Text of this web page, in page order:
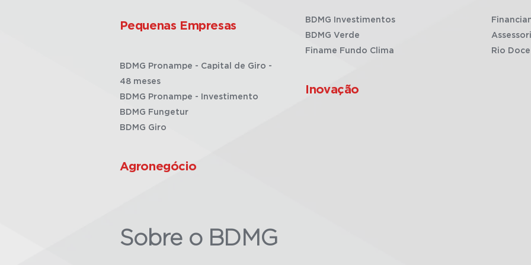
Pequenas Empresas
BDMG Pronampe - Capital de Giro -
48 meses
BDMG Pronampe - Investimento
BDMG Fungetur
BDMG Giro
Agronegócio
BDMG Investimentos
BDMG Verde
Finame Fundo Clima
Inovação
Rio Doce
Sobre o BDMG